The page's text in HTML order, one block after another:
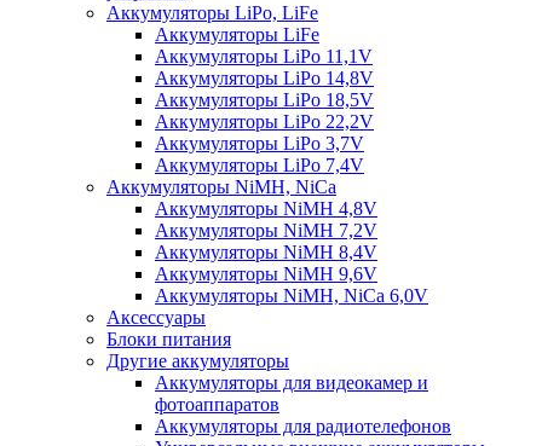
Аккумуляторы LiPo, LiFe
Аккумуляторы LiFe
Аккумуляторы LiPo 11,1V
Аккумуляторы LiPo 14,8V
Аккумуляторы LiPo 18,5V
Аккумуляторы LiPo 22,2V
Аккумуляторы LiPo 3,7V
Аккумуляторы LiPo 7,4V
Аккумуляторы NiMH, NiCa
Аккумуляторы NiMH 4,8V
Аккумуляторы NiMH 7,2V
Аккумуляторы NiMH 8,4V
Аккумуляторы NiMH 9,6V
Аккумуляторы NiMH, NiCa 6,0V
Аксессуары
Блоки питания
Другие аккумуляторы
Аккумуляторы для видеокамер и
фотоаппаратов
Аккумуляторы для радиотелефонов